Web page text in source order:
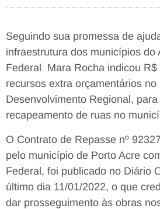
Seguindo sua promessa de
infraestrutura dos municípios do
Federal Mara Rocha indicou R$
recursos extra orçamentários no
Desenvolvimento Regional,
recapeamento de ruas no
O Contrato de Repasse nº
pelo município de Porto Acre
Federal, foi publicado no Diário
último dia 11/01/2022, o que
dar prosseguimento às obras